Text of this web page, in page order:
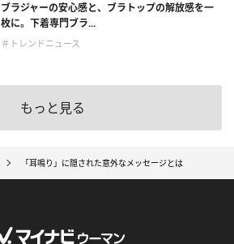
ブラジャーの安心感と、ブラトップの解放感を一
枚に。下着専門ブラ...
＃トレンドニュース
もっと見る
「耳鳴り」に隠された意外なメッセージとは